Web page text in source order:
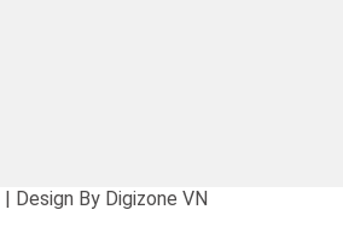
| Design By Digizone VN